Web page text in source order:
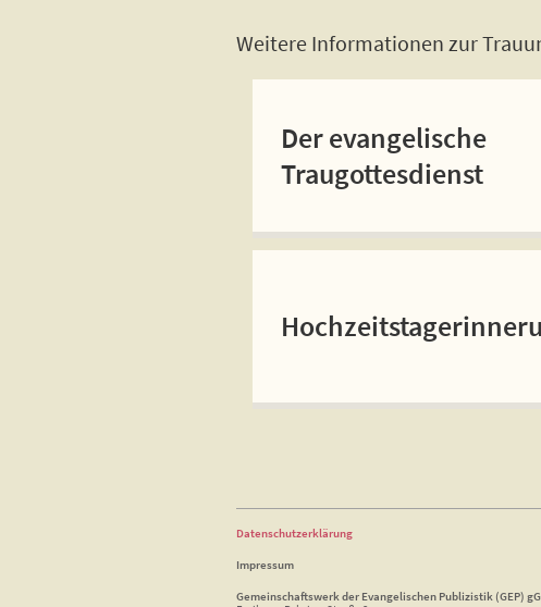
Weitere Informationen zur
Der evangelische
Traugottesdienst
Datenschutzerklärung
Impressum
Gemeinschaftswerk der Evangelischen Publizistik (GEP)